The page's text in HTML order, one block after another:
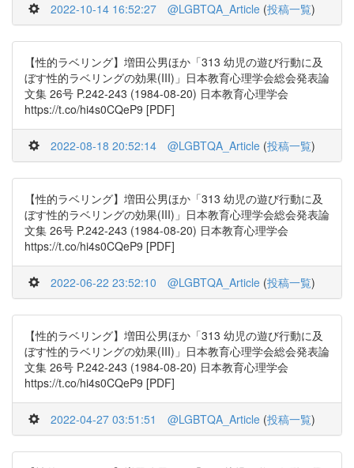
2022-10-14 16:52:27 @LGBTQA_Article (投稿一覧)
【性的ラベリング】増田公男ほか「313 幼児の遊び行動に及
ぼす性的ラベリングの効果(III)」日本教育心理学会総会発表論
文集 26号 P.242-243 (1984-08-20) 日本教育心理学会
https://t.co/hi4s0CQeP9 [PDF]
2022-08-18 20:52:14 @LGBTQA_Article (投稿一覧)
【性的ラベリング】増田公男ほか「313 幼児の遊び行動に及
ぼす性的ラベリングの効果(III)」日本教育心理学会総会発表論
文集 26号 P.242-243 (1984-08-20) 日本教育心理学会
https://t.co/hi4s0CQeP9 [PDF]
2022-06-22 23:52:10 @LGBTQA_Article (投稿一覧)
【性的ラベリング】増田公男ほか「313 幼児の遊び行動に及
ぼす性的ラベリングの効果(III)」日本教育心理学会総会発表論
文集 26号 P.242-243 (1984-08-20) 日本教育心理学会
https://t.co/hi4s0CQeP9 [PDF]
2022-04-27 03:51:51 @LGBTQA_Article (投稿一覧)